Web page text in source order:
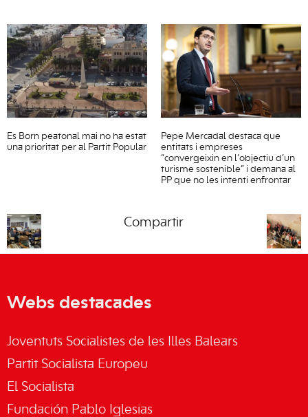
Es Born peatonal mai no ha estat
una prioritat per al Partit Popular
Pepe Mercadal destaca que
entitats i empreses
“convergeixin en l’objectiu d’un
turisme sostenible” i demana al
PP que no les intenti enfrontar
Compartir
Webs destacades
Joventuts Socialistes de les Illes Balears
Partit Socialista Europeu
El Socialista
Fundación Pablo Iglesias